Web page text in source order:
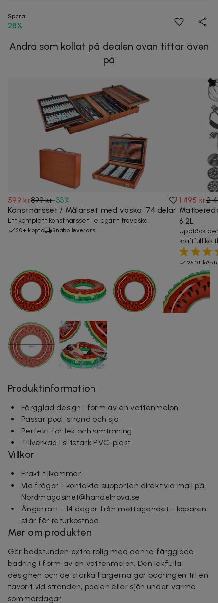
Spara
28%
Andra som kollat på dealen ovan tittar även
på
599 kr899 kr-33%
Konstnärsset / Målarset med väska 174 delar
Ett komplett konstnärsset i elegant träväska.
20+ köpta Snabb leverans
1 495 kr2
6,2L
Upptäck
kraftfull
250+
Produktinformation
Färgglad design i form av en vattenmelon
Passar pool, strand och sjö
Perfekt för lek och simträning
Tillverkad i slitstark PVC-plast
Villkor
Frakt tillkommer
Vid frågor - kontakta supporten direkt via mail på
Nordmagasinet@handelnova.se
Ångerrätt - 14 dagar från mottagandet - köparen
står för returkostnad
Mer om produkten
Gör badstunden extra rolig med denna färgglada
badring i form av en vattenmelon. Den lekfulla
designen och de starka färgerna gör badringen till en
favorit vid stranden, poolen eller sjön under varma
sommardagar.